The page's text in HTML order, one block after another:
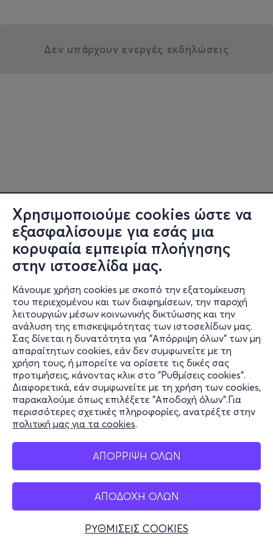
Χρησιμοποιούμε cookies ώστε να
εξασφαλίσουμε για εσάς μια
κορυφαία εμπειρία πλοήγησης
στην ιστοσελίδα μας.
Κάνουμε χρήση cookies με σκοπό την εξατομίκευση
του περιεχομένου και των διαφημίσεων, την παροχή
λειτουργιών μέσων κοινωνικής δικτύωσης και την
ανάλυση της επισκεψιμότητας των ιστοσελίδων μας.
Σας δίνεται η δυνατότητα για "Απόρριψη όλων" των μη
απαραίτητων cookies, εάν δεν συμφωνείτε με τη
χρήση τους, ή μπορείτε να ορίσετε τις δικές σας
προτιμήσεις, κάνοντας κλικ στο "Ρυθμίσεις cookies".
Διαφορετικά, εάν συμφωνείτε με τη χρήση των cookies,
παρακαλούμε όπως επιλέξετε "Αποδοχή όλων".Για
περισσότερες σχετικές πληροφορίες, ανατρέξτε στην
πολιτική μας για τα cookies.
ΑΠΟΡΡΙΨΗ ΟΛΩΝ
ΑΠΟΔΟΧΗ ΟΛΩΝ
ΡΥΘΜΙΣΕΙΣ COOKIES
Δεν υπάρχουν ενεργές εκδηλώσεις